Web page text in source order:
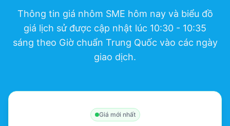
Thông tin giá nhôm SME hôm nay và biểu đồ
giá lịch sử được cập nhật lúc 10:30 - 10:35
sáng theo Giờ chuẩn Trung Quốc vào các ngày
giao dịch.
Giá mới nhất